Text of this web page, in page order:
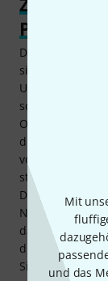
Mit
und das
Pedalboard
Durch seine
sich das
Unterseite von
schafft damit
Oberseite. Die
die meisten
von hoher
störungsfreien
Durch die
Netzteil sind
daher ist das
die Musiker
Signalqualität